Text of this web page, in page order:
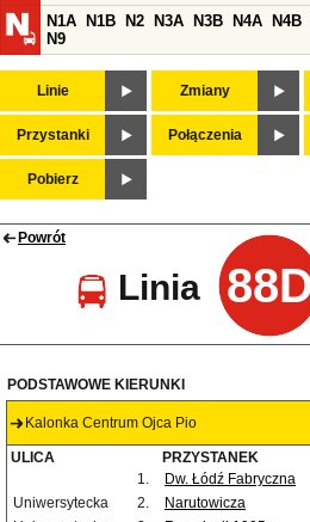
N1A
N1B N2 N3A N3B N4A N4B
N9
Linie Zmiany
Przystanki Połączenia
Pobierz
Powrót
Linia
PODSTAWOWE KIERUNKI
Kalonka Centrum Ojca Pio
ULICA PRZYSTANEK
1.
Dw. Łódź Fabryczna
Uniwersytecka
2. Narutowicza